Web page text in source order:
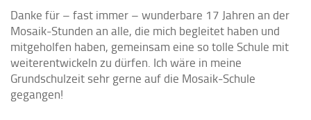
Danke für – fast immer – wunderbare 17 Jahren an der
Mosaik-Stunden an alle, die mich begleitet haben und
mitgeholfen haben, gemeinsam eine so tolle Schule mit
weiterentwickeln zu dürfen. Ich wäre in meine
Grundschulzeit sehr gerne auf die Mosaik-Schule
gegangen!